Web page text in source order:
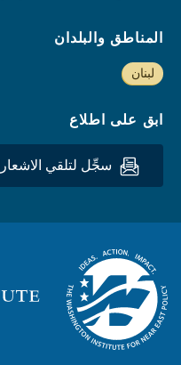
المناطق والبلدان
لبنان
ابق على اطلاع
سجِّل لتلقي
Homepage